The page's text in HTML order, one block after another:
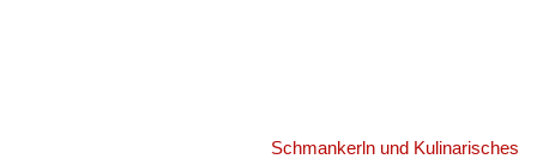
Schmankerln und Kulinarisches